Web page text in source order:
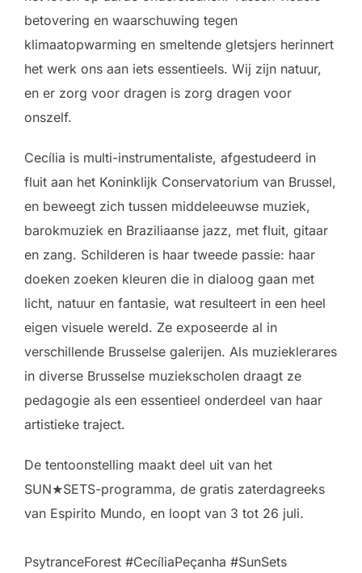
betovering en waarschuwing tegen
klimaatopwarming en smeltende gletsjers herinnert
het werk ons aan iets essentieels. Wij zijn natuur,
en er zorg voor dragen is zorg dragen voor
onszelf.
Cecília is multi-instrumentaliste, afgestudeerd in
fluit aan het Koninklijk Conservatorium van Brussel,
en beweegt zich tussen middeleeuwse muziek,
barokmuziek en Braziliaanse jazz, met fluit, gitaar
en zang. Schilderen is haar tweede passie: haar
doeken zoeken kleuren die in dialoog gaan met
licht, natuur en fantasie, wat resulteert in een heel
eigen visuele wereld. Ze exposeerde al in
verschillende Brusselse galerijen. Als muzieklerares
in diverse Brusselse muziekscholen draagt ze
pedagogie als een essentieel onderdeel van haar
artistieke traject.
De tentoonstelling maakt deel uit van het
SUN★SETS-programma, de gratis zaterdagreeks
van Espirito Mundo, en loopt van 3 tot 26 juli.
PsytranceForest #CecíliaPeçanha #SunSets